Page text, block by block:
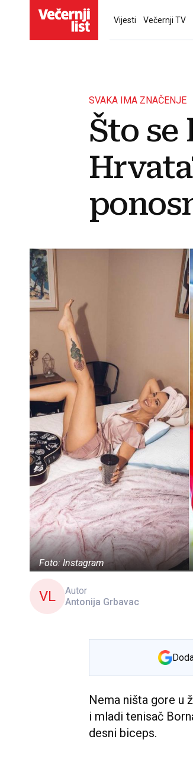
Vijesti Večernji TV
SVAKA IMA ZNAČENJE
Što
Foto: Instagram
VL
Autor
Antonija Grbavac
Nema ništa gore u
i mladi tenisač
desni biceps.